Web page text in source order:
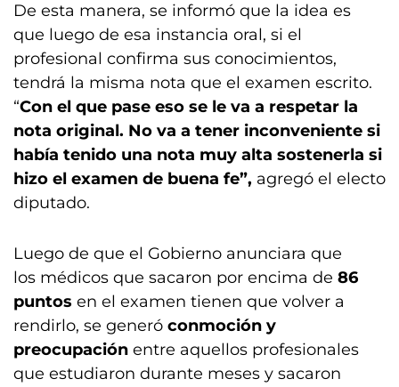
De esta manera, se informó que la idea es
que luego de esa instancia oral, si el
profesional confirma sus conocimientos,
tendrá la misma nota que el examen escrito.
“Con el que pase eso se le va a respetar la
nota original. No va a tener inconveniente si
había tenido una nota muy alta sostenerla si
hizo el examen de buena fe”, agregó el electo
diputado.
Luego de que el Gobierno anunciara que
los médicos que sacaron por encima de 86
puntos en el examen tienen que volver a
rendirlo, se generó conmoción y
preocupación entre aquellos profesionales
que estudiaron durante meses y sacaron